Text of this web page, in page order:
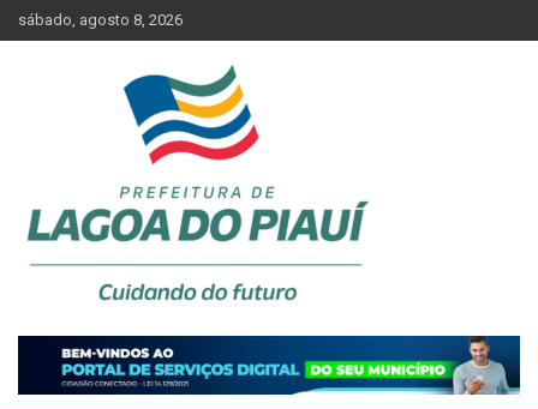
Skip
to
sábado, agosto 8, 2026
PREFEITURA DE LAGOA DO
PIAUÍ